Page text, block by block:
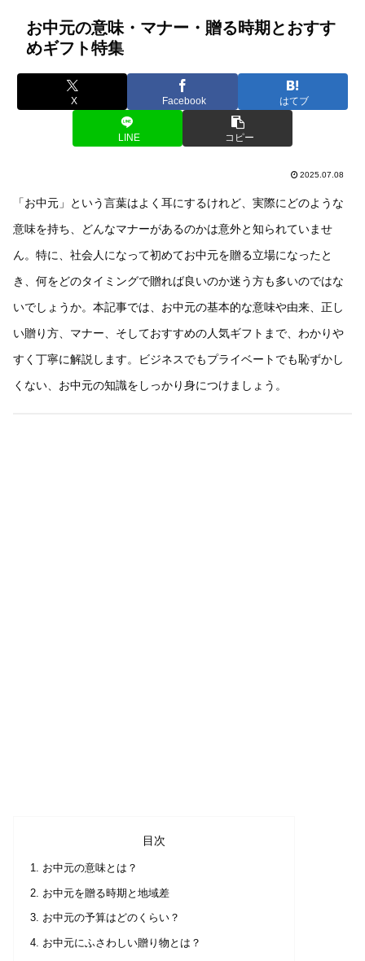
お中元の意味・マナー・贈る時期とおすす
めギフト特集
X Facebook はてブ
LINE コピー
2025.07.08
「お中元」という言葉はよく耳にするけれど、実際にどのような
意味を持ち、どんなマナーがあるのかは意外と知られていませ
ん。特に、社会人になって初めてお中元を贈る立場になったと
き、何をどのタイミングで贈れば良いのか迷う方も多いのではな
いでしょうか。本記事では、お中元の基本的な意味や由来、正し
い贈り方、マナー、そしておすすめの人気ギフトまで、わかりや
すく丁寧に解説します。ビジネスでもプライベートでも恥ずかし
くない、お中元の知識をしっかり身につけましょう。
目次
お中元の意味とは？
お中元を贈る時期と地域差
お中元の予算はどのくらい？
お中元にふさわしい贈り物とは？